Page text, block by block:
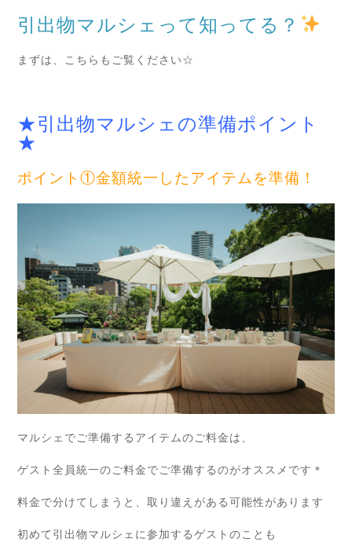
引出物マルシェって知ってる？
まずは、こちらもご覧ください☆
★引出物マルシェの準備ポイント
★
ポイント①金額統一したアイテムを準備！
マルシェでご準備するアイテムのご料金は、
ゲスト全員統一のご料金でご準備するのがオススメです＊
料金で分けてしまうと、取り違えがある可能性があります
初めて引出物マルシェに参加するゲストのことも